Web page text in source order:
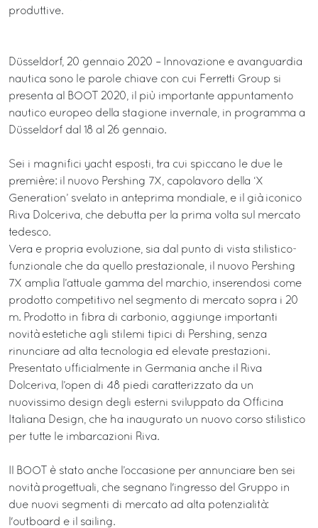
produttive.
Düsseldorf, 20 gennaio 2020 – Innovazione e avanguardia
nautica sono le parole chiave con cui Ferretti Group si
presenta al BOOT 2020, il più importante appuntamento
nautico europeo della stagione invernale, in programma a
Düsseldorf dal 18 al 26 gennaio.
Sei i magnifici yacht esposti, tra cui spiccano le due le
première: il nuovo Pershing 7X, capolavoro della ‘X
Generation’ svelato in anteprima mondiale, e il già iconico
Riva Dolceriva, che debutta per la prima volta sul mercato
tedesco.
Vera e propria evoluzione, sia dal punto di vista stilistico-
funzionale che da quello prestazionale, il nuovo Pershing
7X amplia l’attuale gamma del marchio, inserendosi come
prodotto competitivo nel segmento di mercato sopra i 20
m. Prodotto in fibra di carbonio, aggiunge importanti
novità estetiche agli stilemi tipici di Pershing, senza
rinunciare ad alta tecnologia ed elevate prestazioni.
Presentato ufficialmente in Germania anche il Riva
Dolceriva, l’open di 48 piedi caratterizzato da un
nuovissimo design degli esterni sviluppato da Officina
Italiana Design, che ha inaugurato un nuovo corso stilistico
per tutte le imbarcazioni Riva.
Il BOOT è stato anche l’occasione per annunciare ben sei
novità progettuali, che segnano l'ingresso del Gruppo in
due nuovi segmenti di mercato ad alta potenzialità:
l'outboard e il sailing.